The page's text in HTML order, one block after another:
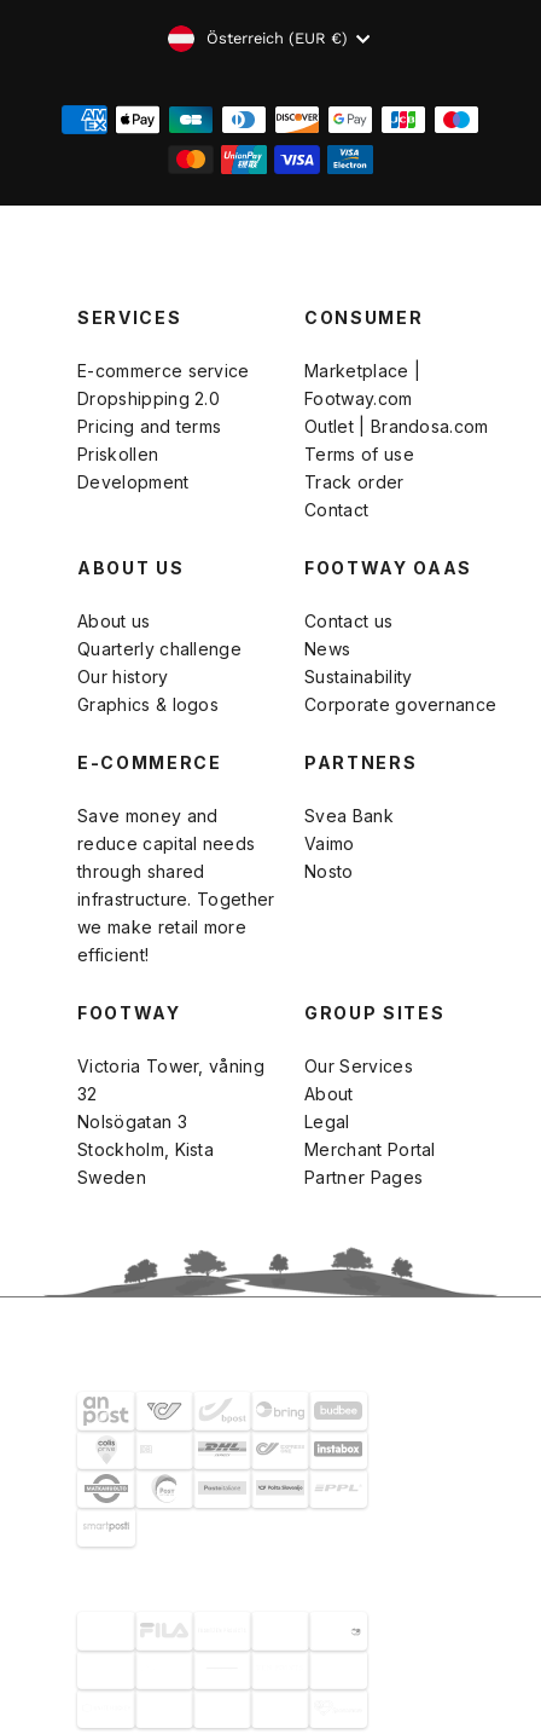
WÄHRUNG
Österreich (EUR €)
SERVICES
E-commerce service
Dropshipping 2.0
Pricing and terms
Priskollen
Development
CONSUMER
Marketplace |
Footway.com
Outlet | Brandosa.com
Terms of use
Track order
Contact
ABOUT US
About us
Quarterly challenge
Our history
Graphics & logos
FOOTWAY OAAS
Contact us
News
Sustainability
Corporate governance
E-COMMERCE
Save money and
reduce capital needs
through shared
infrastructure. Together
we make retail more
efficient!
PARTNERS
Svea Bank
Vaimo
Nosto
FOOTWAY
Victoria Tower, våning
32
Nolsögatan 3
Stockholm, Kista
Sweden
GROUP SITES
Our Services
About
Legal
Merchant Portal
Partner Pages